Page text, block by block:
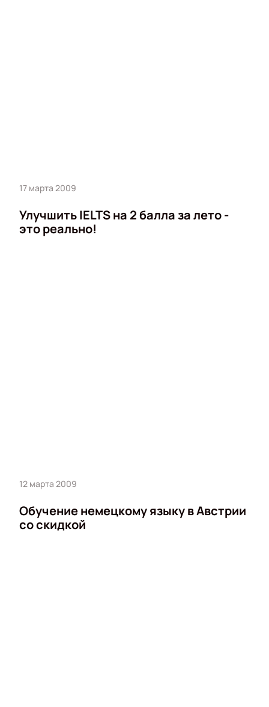
17 марта 2009
Улучшить IELTS на 2 балла за лето -
это реально!
12 марта 2009
Обучение немецкому языку в Австрии
со скидкой